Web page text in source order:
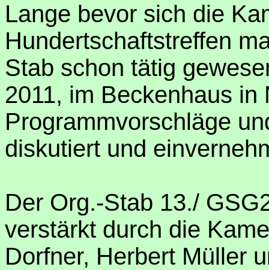
Lange bevor sich die
Hundertschaftstreffen
Stab schon tätig
2011, im Beckenhaus in
Programmvorschläge
diskutiert und
Der Org.-Stab 13./
verstärkt durch die
Dorfner, Herbert Müller